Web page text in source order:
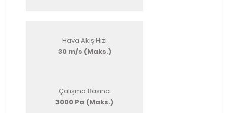
Hava Akış Hızı
30 m/s (Maks.)
Çalışma Basıncı
3000 Pa (Maks.)